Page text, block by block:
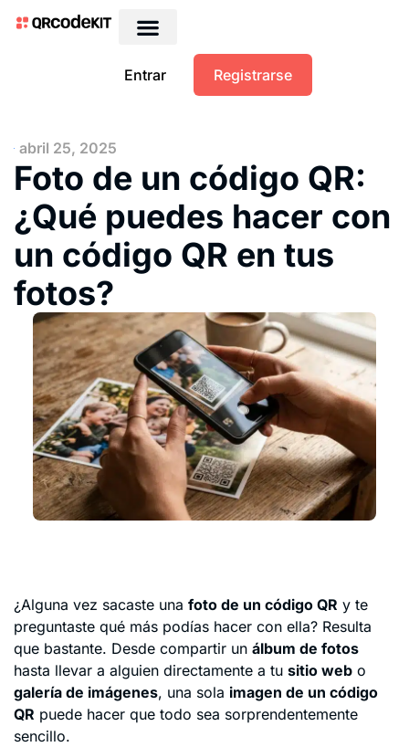
Entrar Registrarse
abril 25, 2025
Foto de un código QR:
¿Qué puedes hacer con
un código QR en tus
fotos?
¿Alguna vez sacaste una foto de un código QR y te
preguntaste qué más podías hacer con ella? Resulta
que bastante. Desde compartir un álbum de fotos
hasta llevar a alguien directamente a tu sitio web o
galería de imágenes, una sola imagen de un código
QR puede hacer que todo sea sorprendentemente
sencillo.